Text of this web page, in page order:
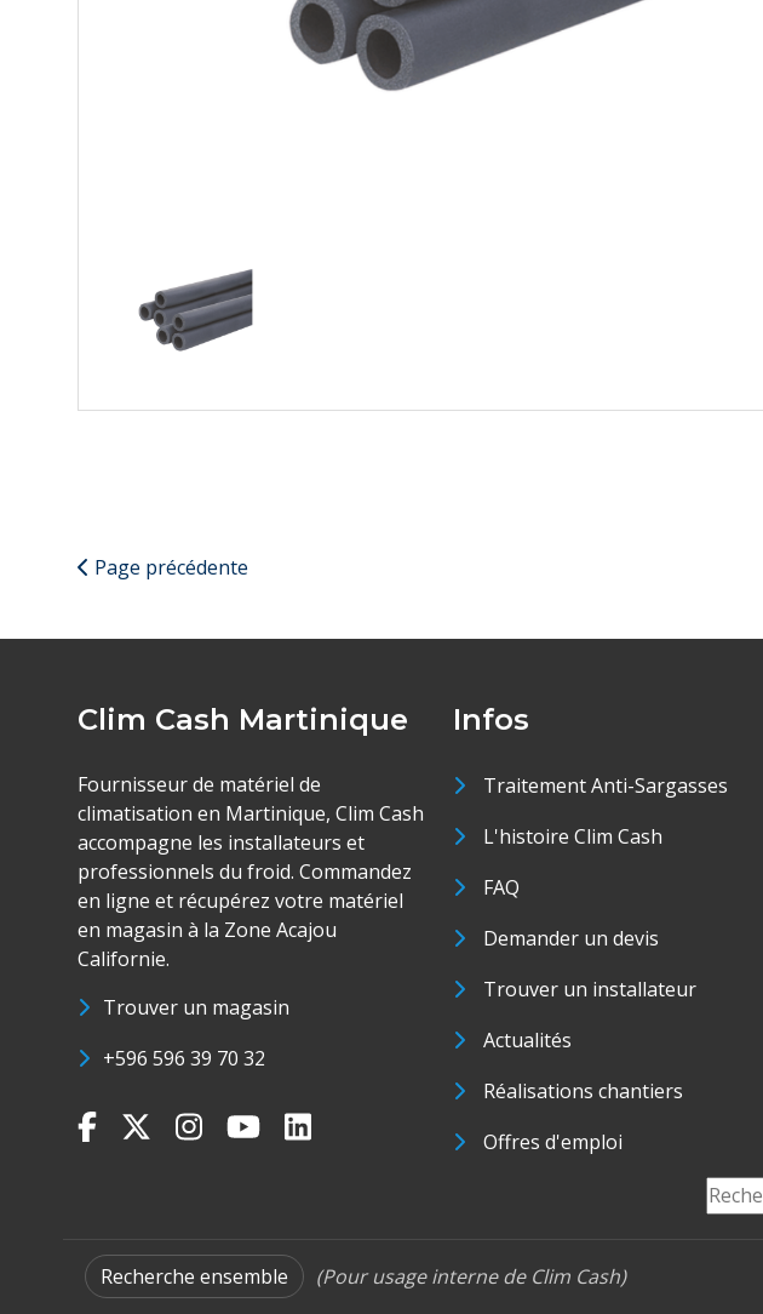
Page précédente
Clim Cash Martinique
Fournisseur de matériel de
climatisation en Martinique, Clim Cash
accompagne les installateurs et
professionnels du froid. Commandez
en ligne et récupérez votre matériel
en magasin à la Zone Acajou
Californie.
Trouver un magasin
+596 596 39 70 32
Infos
Traitement Anti-Sargasses
L'histoire Clim Cash
FAQ
Demander un devis
Trouver un installateur
Actualités
Réalisations chantiers
Offres d'emploi
Recherche ensemble (Pour usage interne de Clim Cash)